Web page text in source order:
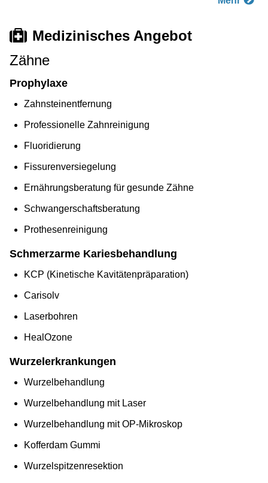
Medizinisches Angebot
Zähne
Prophylaxe
Zahnsteinentfernung
Professionelle Zahnreinigung
Fluoridierung
Fissurenversiegelung
Ernährungsberatung für gesunde Zähne
Schwangerschaftsberatung
Prothesenreinigung
Schmerzarme Kariesbehandlung
KCP (Kinetische Kavitätenpräparation)
Carisolv
Laserbohren
HealOzone
Wurzelerkrankungen
Wurzelbehandlung
Wurzelbehandlung mit Laser
Wurzelbehandlung mit OP-Mikroskop
Kofferdam Gummi
Wurzelspitzenresektion